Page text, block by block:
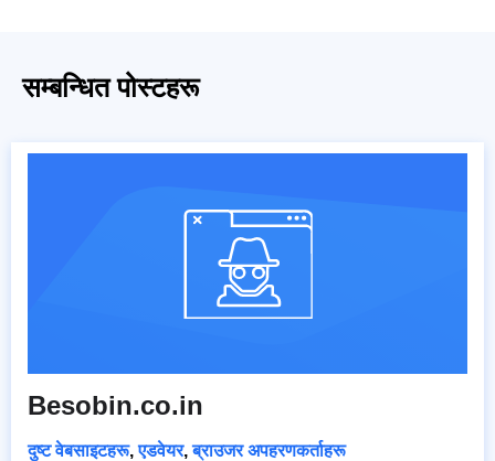
सम्बन्धित पोस्टहरू
Besobin.co.in
दुष्ट वेबसाइटहरू,एडवेयर,ब्राउजर अपहरणकर्ताहरू